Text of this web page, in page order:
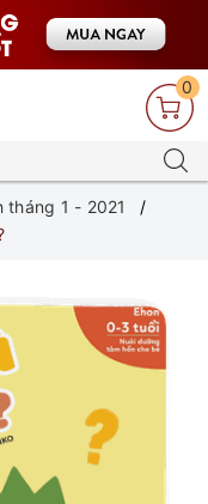
0
tháng 1 - 2021